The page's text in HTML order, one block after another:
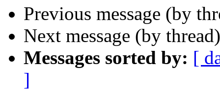
Previous message (by
Next message (by
Messages sorted by: [
]